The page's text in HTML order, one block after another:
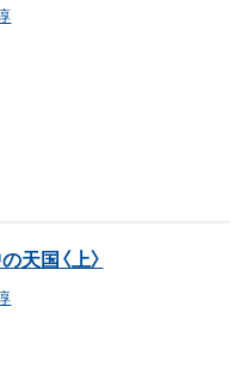
天国〈上〉